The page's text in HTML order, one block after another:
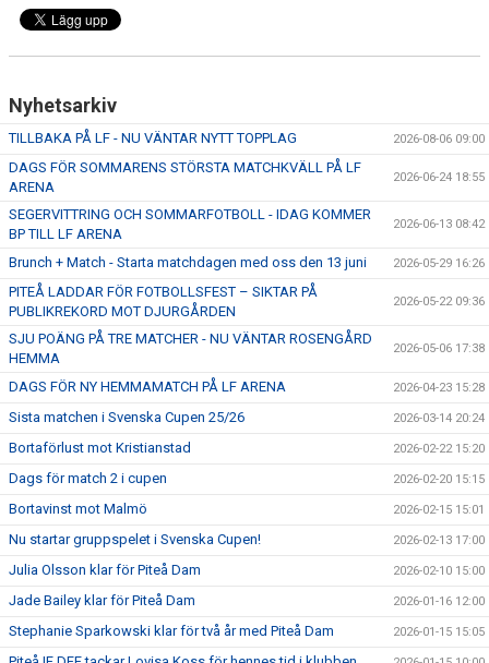
Nyhetsarkiv
TILLBAKA PÅ LF - NU VÄNTAR NYTT TOPPLAG 2026-08-06 09:00
DAGS FÖR SOMMARENS STÖRSTA MATCHKVÄLL PÅ LF
ARENA
2026-06-24 18:55
SEGERVITTRING OCH SOMMARFOTBOLL - IDAG KOMMER
BP TILL LF ARENA
2026-06-13 08:42
Brunch + Match - Starta matchdagen med oss den 13 juni 2026-05-29 16:26
PITEÅ LADDAR FÖR FOTBOLLSFEST – SIKTAR PÅ
PUBLIKREKORD MOT DJURGÅRDEN
2026-05-22 09:36
SJU POÄNG PÅ TRE MATCHER - NU VÄNTAR ROSENGÅRD
HEMMA
2026-05-06 17:38
DAGS FÖR NY HEMMAMATCH PÅ LF ARENA 2026-04-23 15:28
Sista matchen i Svenska Cupen 25/26 2026-03-14 20:24
Bortaförlust mot Kristianstad 2026-02-22 15:20
Dags för match 2 i cupen 2026-02-20 15:15
Bortavinst mot Malmö 2026-02-15 15:01
Nu startar gruppspelet i Svenska Cupen! 2026-02-13 17:00
Julia Olsson klar för Piteå Dam 2026-02-10 15:00
Jade Bailey klar för Piteå Dam 2026-01-16 12:00
Stephanie Sparkowski klar för två år med Piteå Dam 2026-01-15 15:05